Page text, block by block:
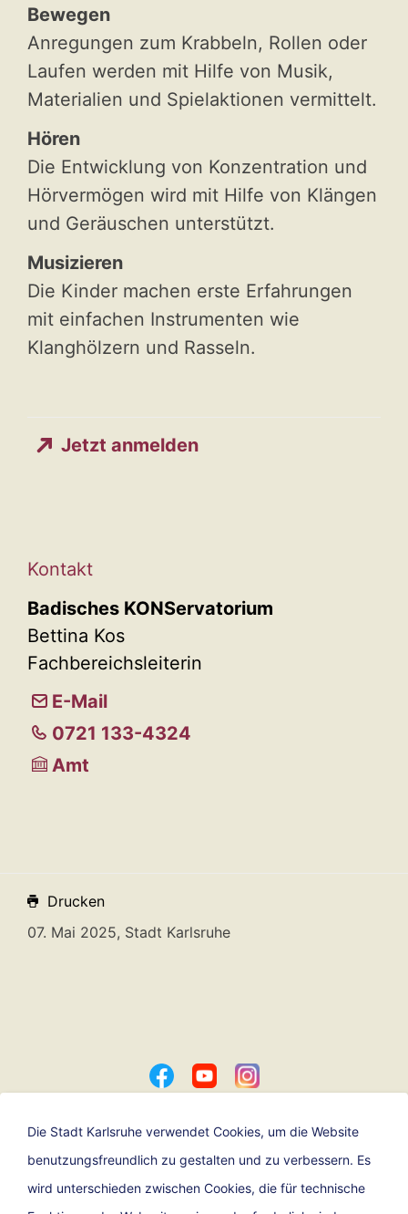
Bewegen
Anregungen zum Krabbeln, Rollen oder
Laufen werden mit Hilfe von Musik,
Materialien und Spielaktionen vermittelt.
Hören
Die Entwicklung von Konzentration und
Hörvermögen wird mit Hilfe von Klängen
und Geräuschen unterstützt.
Musizieren
Die Kinder machen erste Erfahrungen
mit einfachen Instrumenten wie
Klanghölzern und Rasseln.
Jetzt anmelden
Kontakt
Badisches KONServatorium
Bettina Kos
Fachbereichsleiterin
E-Mail
0721 133-4324
Amt
Drucken
07. Mai 2025, Stadt Karlsruhe
Ein Angebot der
Die Stadt Karlsruhe verwendet Cookies, um die Website
benutzungsfreundlich zu gestalten und zu verbessern. Es
wird unterschieden zwischen Cookies, die für technische